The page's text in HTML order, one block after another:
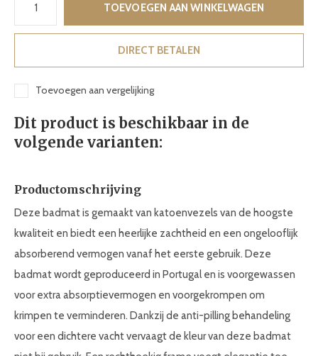
TOEVOEGEN AAN WINKELWAGEN
DIRECT BETALEN
Toevoegen aan vergelijking
Dit product is beschikbaar in de
volgende varianten:
Productomschrijving
Deze badmat is gemaakt van katoenvezels van de hoogste
kwaliteit en biedt een heerlijke zachtheid en een ongelooflijk
absorberend vermogen vanaf het eerste gebruik. Deze
badmat wordt geproduceerd in Portugal en is voorgewassen
voor extra absorptievermogen en voorgekrompen om
krimpen te verminderen. Dankzij de anti-pilling behandeling
voor een dichtere vacht vervaagt de kleur van deze badmat